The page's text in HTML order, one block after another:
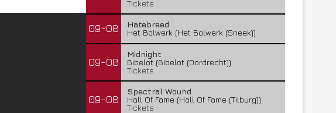
Tickets
09-08
Hatebreed
Het Bolwerk (Het Bolwerk (Sneek))
09-08
Midnight
Bibelot (Bibelot (Dordrecht))
Tickets
09-08
Spectral Wound
Hall Of Fame (Hall Of Fame (Tilburg))
Tickets